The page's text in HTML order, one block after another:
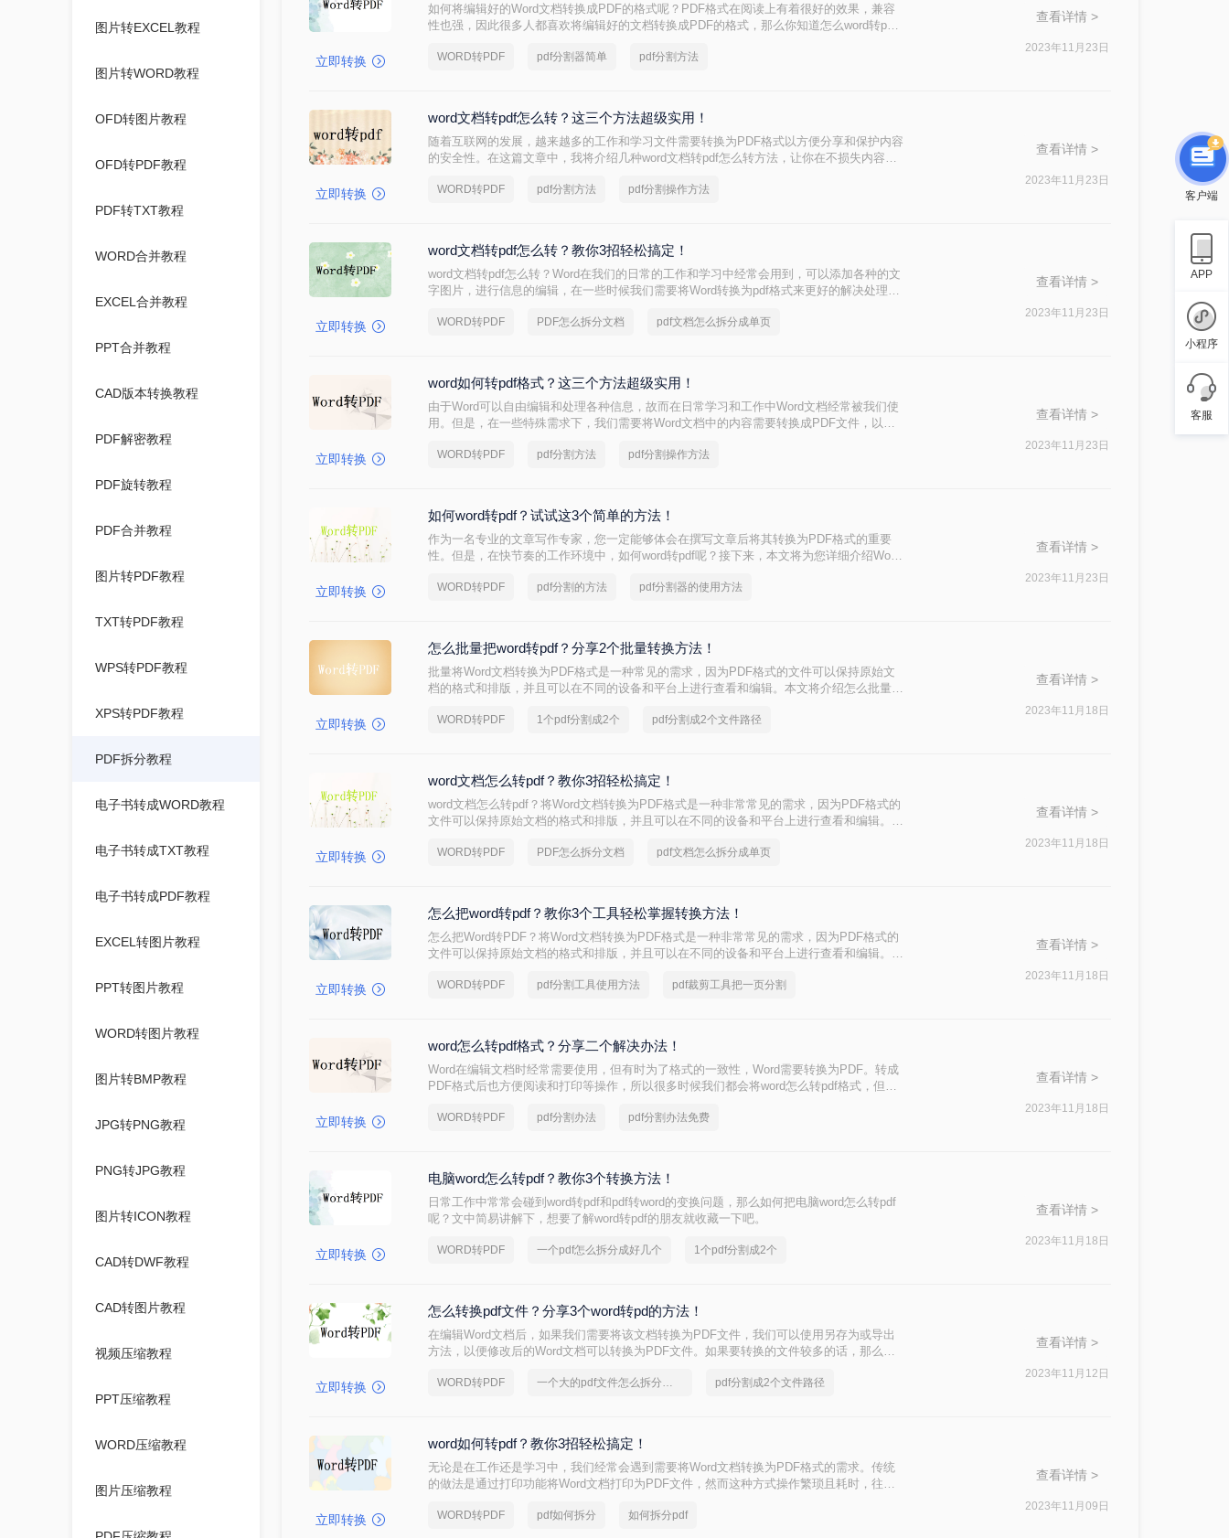
图片转EXCEL教程
图片转WORD教程
OFD转图片教程
OFD转PDF教程
PDF转TXT教程
WORD合并教程
EXCEL合并教程
PPT合并教程
CAD版本转换教程
PDF解密教程
PDF旋转教程
PDF合并教程
图片转PDF教程
TXT转PDF教程
WPS转PDF教程
XPS转PDF教程
PDF拆分教程
电子书转成WORD教程
电子书转成TXT教程
电子书转成PDF教程
EXCEL转图片教程
PPT转图片教程
WORD转图片教程
图片转BMP教程
JPG转PNG教程
PNG转JPG教程
图片转ICON教程
CAD转DWF教程
CAD转图片教程
视频压缩教程
PPT压缩教程
WORD压缩教程
图片压缩教程
立即转换
如何将编辑好的Word文档转换成PDF的格式呢？PDF格式在阅读上有着很好的效果，兼容
性也强，因此很多人都喜欢将编辑好的文档转换成PDF的格式，那么你知道怎么word转pdf
WORD转PDF pdf分割器简单 pdf分割方法
查看详情 >
2023年11月23日
立即转换
word文档转pdf怎么转？这三个方法超级实用！
随着互联网的发展，越来越多的工作和学习文件需要转换为PDF格式以方便分享和保护内容
的安全性。在这篇文章中，我将介绍几种word文档转pdf怎么转方法，让你在不损失内容质
WORD转PDF pdf分割方法 pdf分割操作方法
查看详情 >
2023年11月23日
立即转换
word文档转pdf怎么转？教你3招轻松搞定！
word文档转pdf怎么转？Word在我们的日常的工作和学习中经常会用到，可以添加各种的文
字图片，进行信息的编辑，在一些时候我们需要将Word转换为pdf格式来更好的解决处理各
WORD转PDF PDF怎么拆分文档 pdf文档怎么拆分成单页
查看详情 >
2023年11月23日
立即转换
word如何转pdf格式？这三个方法超级实用！
由于Word可以自由编辑和处理各种信息，故而在日常学习和工作中Word文档经常被我们使
用。但是，在一些特殊需求下，我们需要将Word文档中的内容需要转换成PDF文件，以避
换方法，让我们一起来看看。
WORD转PDF pdf分割方法 pdf分割操作方法
查看详情 >
2023年11月23日
立即转换
如何word转pdf？试试这3个简单的方法！
作为一名专业的文章写作专家，您一定能够体会在撰写文章后将其转换为PDF格式的重要
性。但是，在快节奏的工作环境中，如何word转pdf呢？接下来，本文将为您详细介绍Word
WORD转PDF pdf分割的方法 pdf分割器的使用方法
查看详情 >
2023年11月23日
立即转换
怎么批量把word转pdf？分享2个批量转换方法！
批量将Word文档转换为PDF格式是一种常见的需求，因为PDF格式的文件可以保持原始文
档的格式和排版，并且可以在不同的设备和平台上进行查看和编辑。本文将介绍怎么批量把
WORD转PDF 1个pdf分割成2个 pdf分割成2个文件路径
查看详情 >
2023年11月18日
立即转换
word文档怎么转pdf？教你3招轻松搞定！
word文档怎么转pdf？将Word文档转换为PDF格式是一种非常常见的需求，因为PDF格式的
文件可以保持原始文档的格式和排版，并且可以在不同的设备和平台上进行查看和编辑。下
WORD转PDF PDF怎么拆分文档 pdf文档怎么拆分成单页
查看详情 >
2023年11月18日
立即转换
怎么把word转pdf？教你3个工具轻松掌握转换方法！
怎么把Word转PDF？​将Word文档转换为PDF格式是一种非常常见的需求，因为PDF格式的
文件可以保持原始文档的格式和排版，并且可以在不同的设备和平台上进行查看和编辑。本
WORD转PDF pdf分割工具使用方法 pdf裁剪工具把一页分割
查看详情 >
2023年11月18日
立即转换
word怎么转pdf格式？分享二个解决办法！
Word在编辑文档时经常需要使用，但有时为了格式的一致性，Word需要转换为PDF。转成
PDF格式后也方便阅读和打印等操作，所以很多时候我们都会将word怎么转pdf格式，但是
大家。
WORD转PDF pdf分割办法 pdf分割办法免费
查看详情 >
2023年11月18日
立即转换
电脑word怎么转pdf？教你3个转换方法！
日常工作中常常会碰到word转pdf和pdf转word的变换问题，那么如何把电脑word怎么转pdf
呢？文中简易讲解下，想要了解word转pdf的朋友就收藏一下吧。
WORD转PDF 一个pdf怎么拆分成好几个 1个pdf分割成2个
查看详情 >
2023年11月18日
立即转换
怎么转换pdf文件？分享3个word转pd的方法！
在编辑Word文档后，如果我们需要将该文档转换为PDF文件，我们可以使用另存为或导出
方法，以便修改后的Word文档可以转换为PDF文件。如果要转换的文件较多的话，那么不
pdf呢？
WORD转PDF 一个大的pdf文件怎么拆分开成几个文件 pdf分割成2个文件路径
查看详情 >
2023年11月12日
立即转换
word如何转pdf？教你3招轻松搞定！
无论是在工作还是学习中，我们经常会遇到需要将Word文档转换为PDF格式的需求。传统
的做法是通过打印功能将Word文档打印为PDF文件，然而这种方式操作繁琐且耗时，往往
Word转PDF呢？答案是肯定的！下面就为大家介绍word如何转pdf的方法。
WORD转PDF pdf如何拆分 如何拆分pdf
查看详情 >
2023年11月09日
客户端
APP
小程序
客服